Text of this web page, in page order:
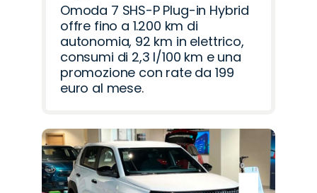
Omoda 7 SHS-P Plug-in Hybrid
offre fino a 1.200 km di
autonomia, 92 km in elettrico,
consumi di 2,3 l/100 km e una
promozione con rate da 199
euro al mese.